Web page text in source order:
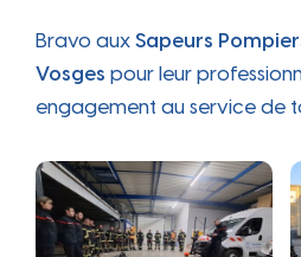
Bravo aux Sapeurs
Vosges pour leur
engagement au service de